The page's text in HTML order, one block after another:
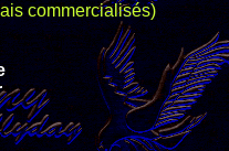
commercialisés)